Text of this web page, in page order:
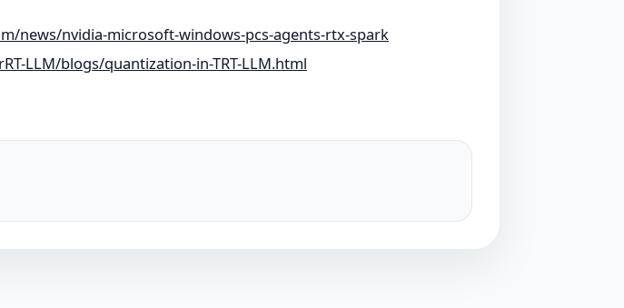
news/nvidia-microsoft-windows-pcs-agents-rtx-spark
LLM/blogs/quantization-in-TRT-LLM.html